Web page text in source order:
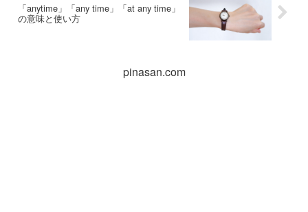
「anytime」「any time」「at any time」
の意味と使い方
pinasan.com